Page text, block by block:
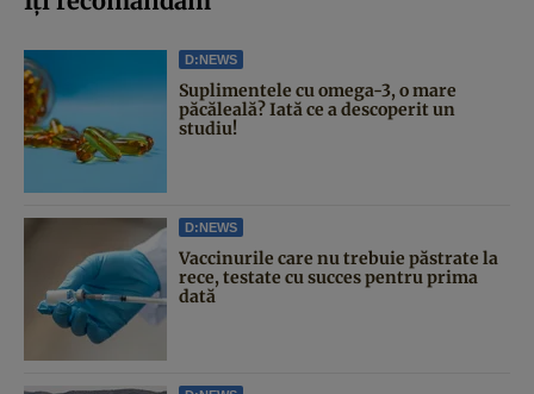
D:NEWS
Suplimentele cu omega-3, o mare
păcăleală? Iată ce a descoperit un
studiu!
D:NEWS
Vaccinurile care nu trebuie păstrate la
rece, testate cu succes pentru prima
dată